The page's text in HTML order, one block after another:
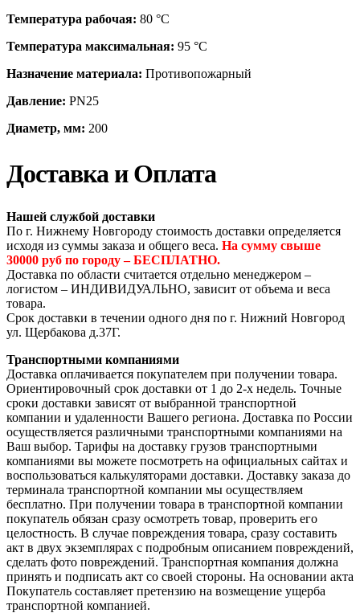
Температура рабочая: 80 °С
Температура максимальная: 95 °С
Назначение материала: Противопожарный
Давление: PN25
Диаметр, мм: 200
Доставка и Оплата
Нашей службой доставки
По г. Нижнему Новгороду стоимость доставки определяется
исходя из суммы заказа и общего веса. На сумму свыше
30000 руб по городу – БЕСПЛАТНО.
Доставка по области считается отдельно менеджером –
логистом – ИНДИВИДУАЛЬНО, зависит от объема и веса
товара.
Срок доставки в течении одного дня по г. Нижний Новгород
ул. Щербакова д.37Г.
Транспортными компаниями
Доставка оплачивается покупателем при получении товара.
Ориентировочный срок доставки от 1 до 2-х недель. Точные
сроки доставки зависят от выбранной транспортной
компании и удаленности Вашего региона. Доставка по России
осуществляется различными транспортными компаниями на
Ваш выбор. Тарифы на доставку грузов транспортными
компаниями вы можете посмотреть на официальных сайтах и
воспользоваться калькуляторами доставки. Доставку заказа до
терминала транспортной компании мы осуществляем
бесплатно. При получении товара в транспортной компании
покупатель обязан сразу осмотреть товар, проверить его
целостность. В случае повреждения товара, сразу составить
акт в двух экземплярах с подробным описанием повреждений,
сделать фото повреждений. Транспортная компания должна
принять и подписать акт со своей стороны. На основании акта
Покупатель составляет претензию на возмещение ущерба
транспортной компанией.